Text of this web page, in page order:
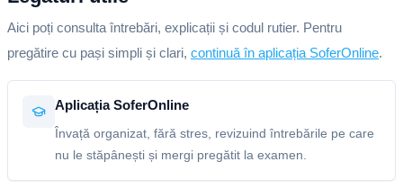
Aici poți consulta întrebări, explicații și codul rutier. Pentru
pregătire cu pași simpli și clari, continuă în aplicația SoferOnline.
Aplicația SoferOnline
Învață organizat, fără stres, revizuind întrebările pe care
nu le stăpânești și mergi pregătit la examen.